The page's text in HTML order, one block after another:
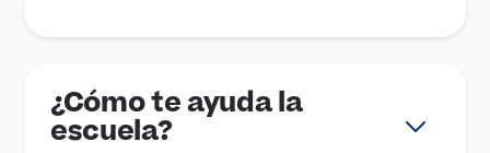
¿Cómo te ayuda la
escuela?